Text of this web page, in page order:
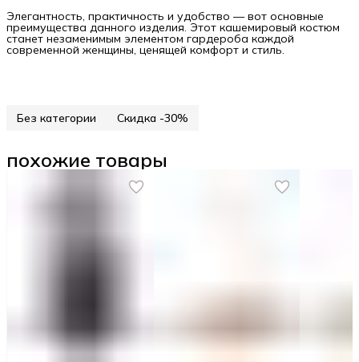
Элегантность, практичность и удобство — вот основные
преимущества данного изделия. Этот кашемировый костюм
станет незаменимым элементом гардероба каждой
современной женщины, ценящей комфорт и стиль.
Без категории Скидка -30%
похожие товары